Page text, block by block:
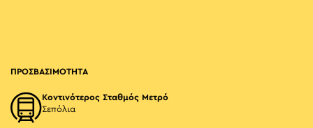
ΠΡΟΣΒΑΣΙΜΟΤΗΤΑ
Κοντινότερος Σταθμός Μετρό
Σεπόλια